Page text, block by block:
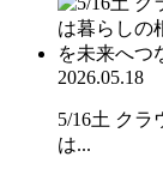
2026.05.18
5/16土 クラ
は...